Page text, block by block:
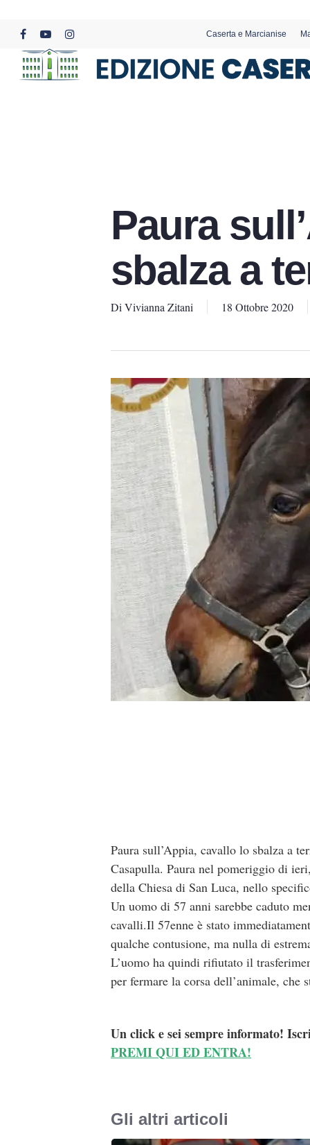
content
facebookyoutubeinstagram
Caserta e Marcianise
Paura
sbalza a
Di Vivianna Zitani 18 Ottobre 2020
Paura sull’Appia, cavallo lo sbalza a
Casapulla. Paura nel pomeriggio di
della Chiesa di San Luca, nello
Un uomo di 57 anni sarebbe caduto
cavalli.Il 57enne è stato
qualche contusione, ma nulla di
L’uomo ha quindi rifiutato il
per fermare la corsa dell’animale,
Un click e sei sempre informato!
PREMI QUI ED ENTRA!
Gli altri articoli